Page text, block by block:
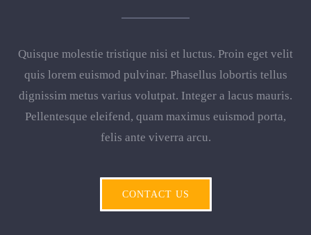
Quisque molestie tristique nisi et luctus. Proin eget velit
quis lorem euismod pulvinar. Phasellus lobortis tellus
dignissim metus varius volutpat. Integer a lacus mauris.
Pellentesque eleifend, quam maximus euismod porta,
felis ante viverra arcu.
CONTACT US